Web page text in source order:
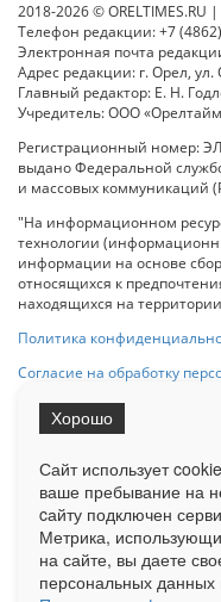
2018-2026 ©
Телефон редакции: +7
Электронная почта
Адрес редакции: г. Орел, ул.
Главный редактор: Е. Н.
Учредитель: ООО
Регистрационный номер:
выдано Федеральной
и массовых коммуникаций
"На информационном
технологии
информации на основе
относящихся к
находящихся на
Политика
Согласие на обработку
на Сетевое издание
Ограниченная статистика
Liveinternet.ru . Подробная
у менеджера.
Сайт использует
ваше пребывание на
cайту подключен
Метрика,
на сайте, вы даете
персональных данных
Хорошо